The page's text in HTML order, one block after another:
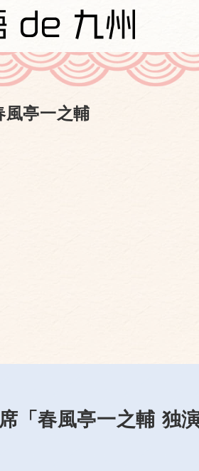
風亭一之輔
「春風亭一之輔 独